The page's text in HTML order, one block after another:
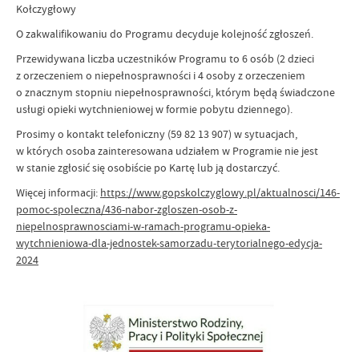
Kołczygłowy
O zakwalifikowaniu do Programu decyduje kolejność zgłoszeń.
Przewidywana liczba uczestników Programu to 6 osób (2 dzieci
z orzeczeniem o niepełnosprawności i 4 osoby z orzeczeniem
o znacznym stopniu niepełnosprawności, którym będą świadczone
usługi opieki wytchnieniowej w formie pobytu dziennego).
Prosimy o kontakt telefoniczny (59 82 13 907) w sytuacjach,
w których osoba zainteresowana udziałem w Programie nie jest
w stanie zgłosić się osobiście po Kartę lub ją dostarczyć.
Więcej informacji: https://www.gopskolczyglowy.pl/aktualnosci/146-
pomoc-spoleczna/436-nabor-zgloszen-osob-z-
niepelnosprawnosciami-w-ramach-programu-opieka-
wytchnieniowa-dla-jednostek-samorzadu-terytorialnego-edycja-
2024